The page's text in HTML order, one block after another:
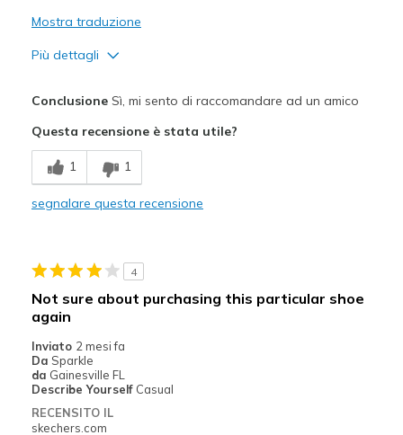
Mostra traduzione
Più dettagli
Comfortable
Stylish
Going Out
Travel
Width
Sizing
ConclusioneSì, mi sento di raccomandare ad un amico
Questa recensione è stata utile?
1 1
segnalare questa recensione
4
Not sure about purchasing this particular shoe
again
Inviato 2 mesi fa
Da Sparkle
da Gainesville FL
Describe Yourself Casual
RECENSITO IL
skechers.com